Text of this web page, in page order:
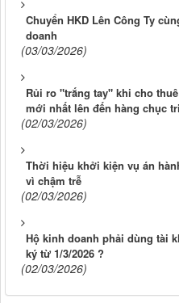
Chuyển HKD Lên Công Ty
doanh
(03/03/2026)
Rủi ro "trắng tay" khi cho
mới nhất lên đến hàng chục
(02/03/2026)
Thời hiệu khởi kiện vụ án
vì chậm trễ
(02/03/2026)
Hộ kinh doanh phải dùng tài
ký từ 1/3/2026 ?
(02/03/2026)